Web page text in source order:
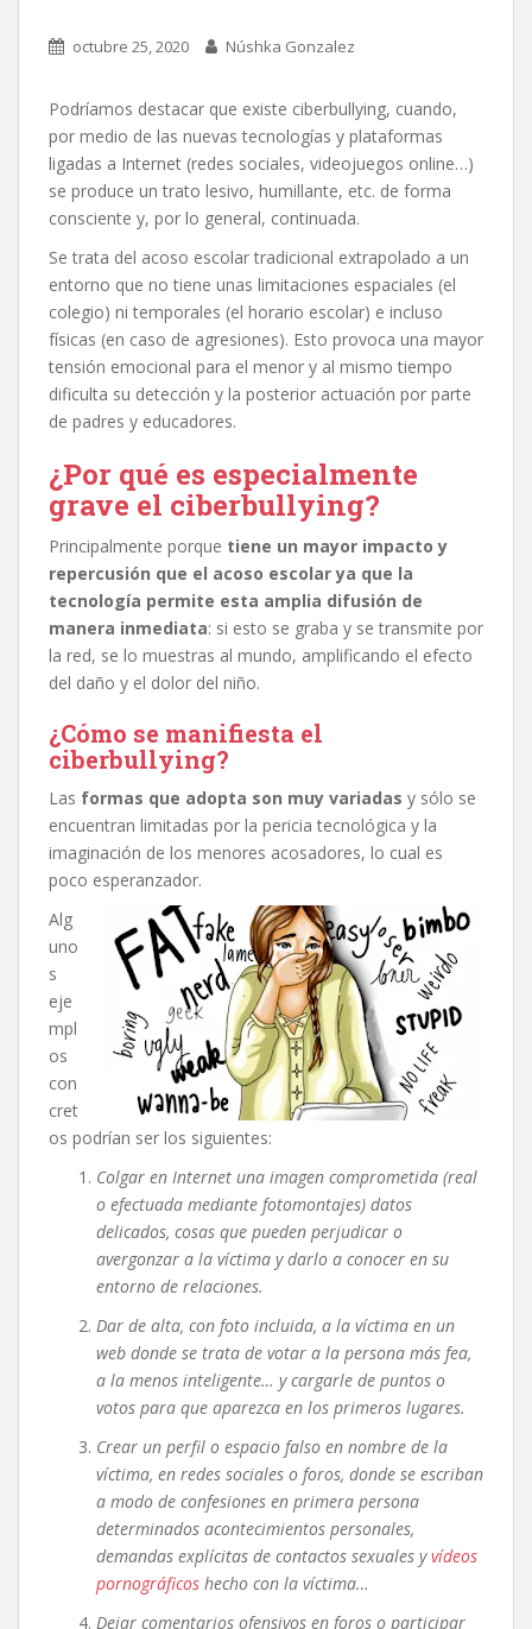
octubre 25, 2020 Núshka Gonzalez
Podríamos destacar que existe ciberbullying, cuando,
por medio de las nuevas tecnologías y plataformas
ligadas a Internet (redes sociales, videojuegos online…)
se produce un trato lesivo, humillante, etc. de forma
consciente y, por lo general, continuada.
Se trata del acoso escolar tradicional extrapolado a un
entorno que no tiene unas limitaciones espaciales (el
colegio) ni temporales (el horario escolar) e incluso
físicas (en caso de agresiones). Esto provoca una mayor
tensión emocional para el menor y al mismo tiempo
dificulta su detección y la posterior actuación por parte
de padres y educadores.
¿Por qué es especialmente
grave el ciberbullying?
Principalmente porque tiene un mayor impacto y
repercusión que el acoso escolar ya que la
tecnología permite esta amplia difusión de
manera inmediata: si esto se graba y se transmite por
la red, se lo muestras al mundo, amplificando el efecto
del daño y el dolor del niño.
¿Cómo se manifiesta el
ciberbullying?
Las formas que adopta son muy variadas y sólo se
encuentran limitadas por la pericia tecnológica y la
imaginación de los menores acosadores, lo cual es
poco esperanzador.
Alg
uno
s
eje
mpl
os
con
cret
os podrían ser los siguientes:
Colgar en Internet una imagen comprometida (real
o efectuada mediante fotomontajes) datos
delicados, cosas que pueden perjudicar o
avergonzar a la víctima y darlo a conocer en su
entorno de relaciones.
Dar de alta, con foto incluida, a la víctima en un
web donde se trata de votar a la persona más fea,
a la menos inteligente… y cargarle de puntos o
votos para que aparezca en los primeros lugares.
Crear un perfil o espacio falso en nombre de la
víctima, en redes sociales o foros, donde se escriban
a modo de confesiones en primera persona
determinados acontecimientos personales,
demandas explícitas de contactos sexuales yvídeos
pornográficos hecho con la víctima…
Dejar comentarios ofensivos en foros o participar